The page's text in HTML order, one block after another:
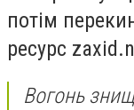
потім
ресурс
Вогонь